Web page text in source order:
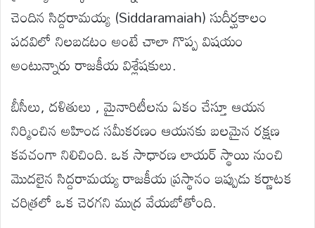
చెందిన సిద్దరామయ్య (Siddaramaiah) సుదీర్ఘకాలం
పదవిలో నిలబడటం అంటే చాలా గొప్ప విషయం
అంటున్నారు రాజకీయ విశ్లేషకులు.
బీసీలు, దళితులు , మైనారిటీలను ఏకం చేస్తూ ఆయన
నిర్మించిన అహిండ సమీకరణం ఆయనకు బలమైన రక్షణ
కవచంగా నిలిచింది. ఒక సాధారణ లాయర్ స్థాయి నుంచి
మొదలైన సిద్దరామయ్య రాజకీయ ప్రస్థానం ఇప్పుడు కర్ణాటక
చరిత్రలో ఒక చెరగని ముద్ర వేయబోతోంది.